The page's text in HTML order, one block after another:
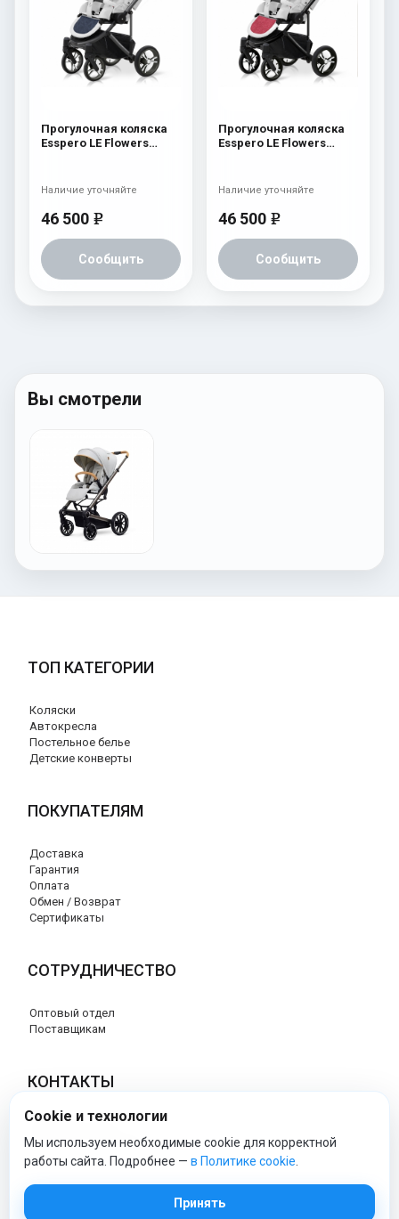
Прогулочная коляска
Esspero LE Flowers
46 500 e
Сообщить
Наличие уточняйте
Прогулочная коляска
Esspero LE Flowers
46 500 e
Сообщить
Наличие уточняйте
Вы смотрели
ТОП КАТЕГОРИИ
Коляски
Автокресла
Постельное белье
Детские конверты
ПОКУПАТЕЛЯМ
Доставка
Гарантия
Оплата
Обмен / Возврат
Сертификаты
СОТРУДНИЧЕСТВО
Оптовый отдел
Поставщикам
КОНТАКТЫ
8 (800) 707-76-34
info@esspero-market.ru
Cookie и технологии
Мы используем необходимые cookie для корректной
работы сайта. Подробнее — в Политике cookie
Принять